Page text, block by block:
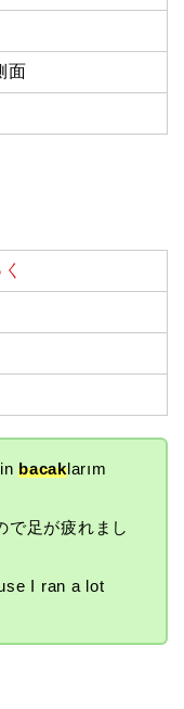
面
bacaklarım
で足が疲れまし
I ran a lot